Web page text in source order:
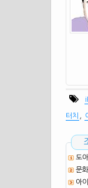
터치
도
문
아